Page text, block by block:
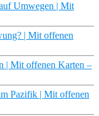
Umwegen | Mit
| Mit offenen
| Mit offenen Karten –
Pazifik | Mit offenen